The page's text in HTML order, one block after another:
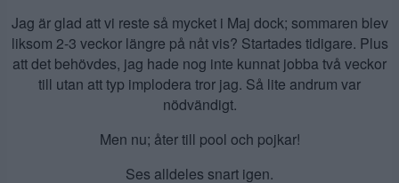
Jag är glad att vi reste så mycket i Maj dock; sommaren blev
liksom 2-3 veckor längre på nåt vis? Startades tidigare. Plus
att det behövdes, jag hade nog inte kunnat jobba två veckor
till utan att typ implodera tror jag. Så lite andrum var
nödvändigt.
Men nu; åter till pool och pojkar!
Ses alldeles snart igen.